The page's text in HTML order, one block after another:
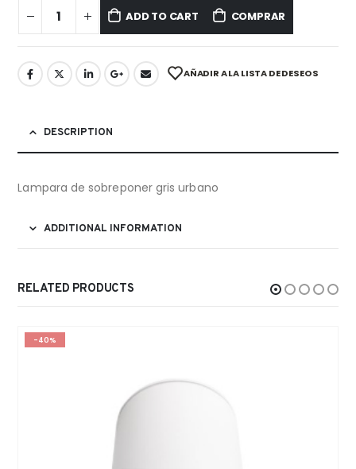
ADD TO CART COMPRAR
AÑADIR A LA LISTA DE DESEOS
DESCRIPTION
Lampara de sobreponer gris urbano
ADDITIONAL INFORMATION
RELATED PRODUCTS
-40%